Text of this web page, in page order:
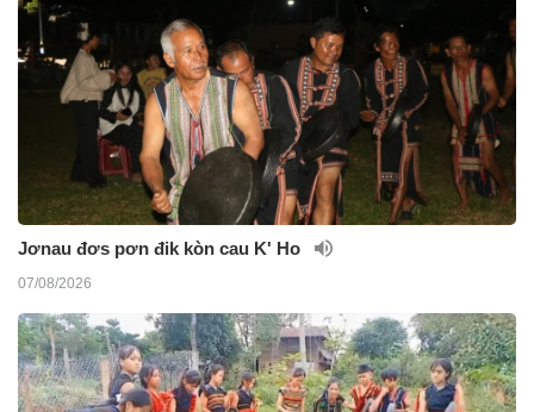
Jơnau đơs pơn đik kòn cau K' Ho
07/08/2026